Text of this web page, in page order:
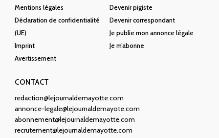
Mentions légales
Déclaration de confidentialité
(UE)
Imprint
Avertissement
Devenir pigiste
Devenir correspondant
Je publie mon annonce légale
Je m’abonne
CONTACT
redaction@lejournaldemayotte.com
annonce-legale@lejournaldemayote.com
abonnement@lejournaldemayotte.com
recrutement@lejournaldemayotte.com